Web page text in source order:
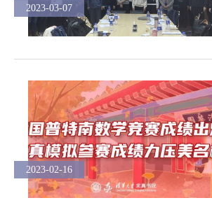
2023-03-07
2023-02-16